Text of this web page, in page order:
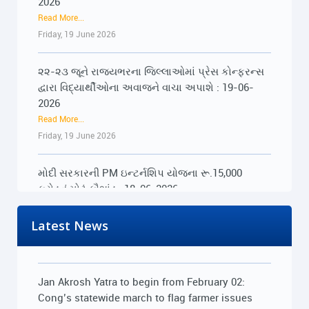
Friday, 19 June 2026
2026
Read More...
Friday, 19 June 2026
Read More...
મોદી સરકારની PM ઇન્ટર્નશિપ યોજના રૂ.15,000
કરોડનું મોટું કૌભાંડ : 18-06-2026
Read More...
Thursday, 18 June 2026
Latest News
Read More...
Tuesday, 24 March 2026
sharp attack on centre
Read More...
Tuesday, 24 March 2026
'PM is compromised, fully under America's
Vadodara
Tuesday, 24 March 2026
Jan Akrosh Yatra to begin from February 02:
Cong’s statewide march to flag farmer issues
Read More...
Friday, 30 January 2026